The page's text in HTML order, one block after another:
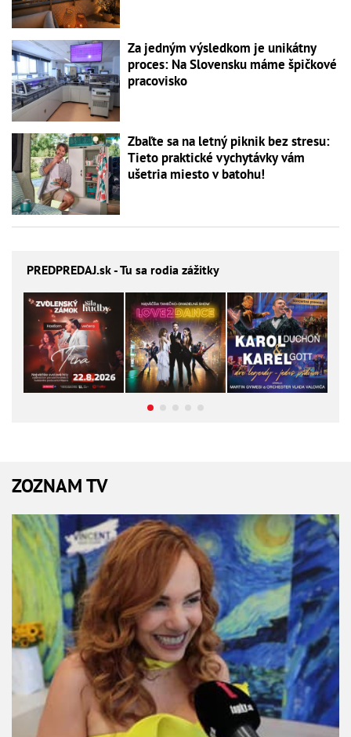
Za jedným výsledkom je unikátny
proces: Na Slovensku máme špičkové
pracovisko
Zbaľte sa na letný piknik bez stresu:
Tieto praktické vychytávky vám
ušetria miesto v batohu!
PREDPREDAJ.sk - Tu sa rodia zážitky
ZOZNAM TV